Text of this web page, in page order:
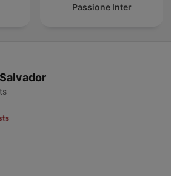
Passione Inter